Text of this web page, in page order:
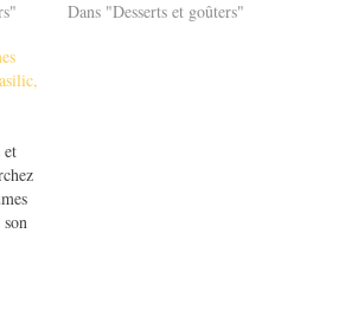
Dans "Desserts et goûters"
et